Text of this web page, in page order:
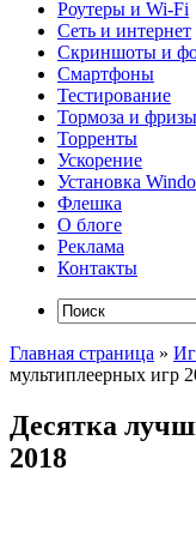
Роутеры и Wi-Fi
Сеть и интернет
Скриншоты и
Смартфоны
Тестирование
Тормоза и фризы
Торренты
Ускорение
Установка
Флешка
О блоге
Реклама
Контакты
Главная страница »
мультиплеерных игр
Десятка
2018